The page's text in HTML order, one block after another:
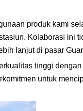
produk kami
Kolaborasi ini
lanjut di pasar
tinggi
untuk